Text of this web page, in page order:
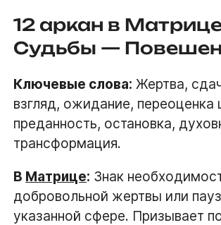
12 аркан в
Судьбы —
Ключевые слова: Жертва,
взгляд, ожидание, переоценка
преданность, остановка,
трансформация.
В Матрице: Знак
добровольной жертвы или
указанной сфере. Призывает